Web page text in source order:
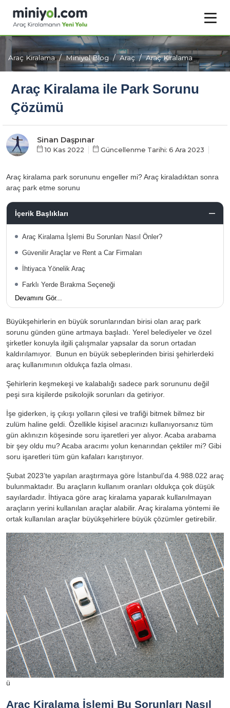
Araç Kiralama Miniyol Blog Araç Araç Kiralama
Araç Kiralama ile Park Sorunu
Çözümü
Sinan Daşpınar
10 Kas 2022 Güncellenme Tarihi: 6 Ara 2023
Araç kiralama park sorununu engeller mi? Araç kiraladıktan sonra
araç park etme sorunu
İçerik Başlıkları
Araç Kiralama İşlemi Bu Sorunları Nasıl Önler?
Güvenilir Araçlar ve Rent a Car Firmaları
İhtiyaca Yönelik Araç
Farklı Yerde Bırakma Seçeneği
Devamını Gör...
Büyükşehirlerin en büyük sorunlarından birisi olan araç park
sorunu günden güne artmaya başladı. Yerel belediyeler ve özel
şirketler konuyla ilgili çalışmalar yapsalar da sorun ortadan
kaldırılamıyor. Bunun en büyük sebeplerinden birisi şehirlerdeki
araç kullanımının oldukça fazla olması.
Şehirlerin keşmekeşi ve kalabalığı sadece park sorununu değil
peşi sıra kişilerde psikolojik sorunları da getiriyor.
İşe giderken, iş çıkışı yolların çilesi ve trafiği bitmek bilmez bir
zulüm haline geldi. Özellikle kişisel aracınızı kullanıyorsanız tüm
gün aklınızın köşesinde soru işaretleri yer alıyor. Acaba arabama
bir şey oldu mu? Acaba aracımı yolun kenarından çektiler mi? Gibi
soru işaretleri tüm gün kafaları karıştırıyor.
Şubat 2023’te yapılan araştırmaya göre İstanbul’da 4.988.022 araç
bulunmaktadır. Bu araçların kullanım oranları oldukça çok düşük
sayılardadır. İhtiyaca göre araç kiralama yaparak kullanılmayan
araçların yerini kullanılan araçlar alabilir. Araç kiralama yöntemi ile
ortak kullanılan araçlar büyükşehirlere büyük çözümler getirebilir.
ü
Araç Kiralama İşlemi Bu Sorunları Nasıl